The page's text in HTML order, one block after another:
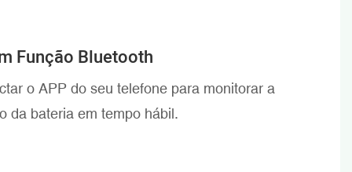
Função Bluetooth
o APP do seu telefone para monitorar a
da bateria em tempo hábil.